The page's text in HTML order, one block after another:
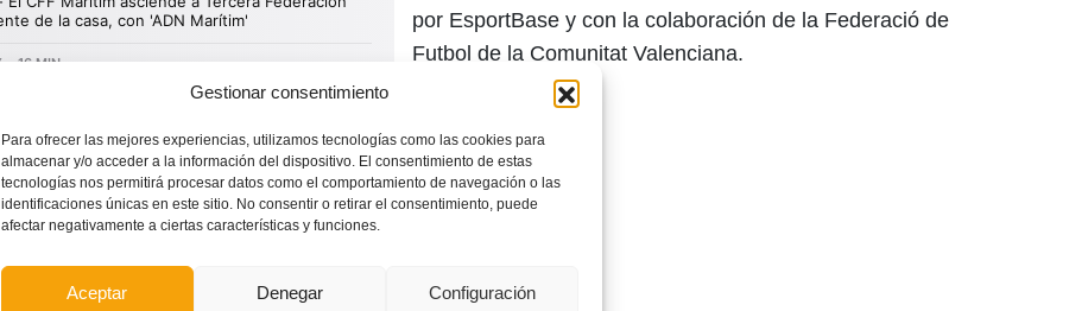
Gestionar consentimiento
Para ofrecer las mejores experiencias, utilizamos tecnologías como las cookies para
almacenar y/o acceder a la información del dispositivo. El consentimiento de estas
tecnologías nos permitirá procesar datos como el comportamiento de navegación o las
identificaciones únicas en este sitio. No consentir o retirar el consentimiento, puede
afectar negativamente a ciertas características y funciones.
Aceptar Denegar Configuración
por EsportBase y con la colaboración de la Federació de
Futbol de la Comunitat Valenciana.